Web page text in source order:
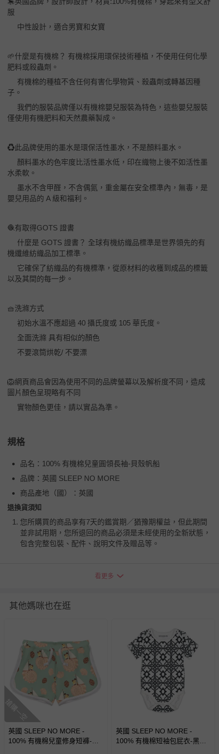
服
中性設計，適合男寶和女寶
🌱什麼是有機棉？ 有機棉採用環保技術種植，不使用任何化學
肥料或殺蟲劑。
有機棉的種植不含任何有害化學物質、殺蟲劑或轉基因種
子。
我們的服裝品牌僅以有機棉嬰兒服裝為特色，這些嬰兒服裝
僅使用有機肥料和天然農藥製成。
♻️此品牌使用的墨水是環保活性墨水，不是顏料墨水。
顏料墨水的色牢度比活性墨水低，印在織物上後不如活性墨
水柔軟。
墨水不含甲醛，不含偶氮，重金屬在安全標準內，無毒，是
嬰兒用品的 A 級和福利。
🧶有取得GOTS 證書
什麼是 GOTS 證書？ 全球有機紡織品標準是世界領先的有
機纖維紡織品加工標準。
它確保了紡織品的有機標準，從原材料的收穫到成品的標籤
以及其間的每一步。
🧺洗滌方式
初始水溫不應超過 40 攝氏度或 105 華氏度。
全面洗滌 具有相似的顏色
不要滾筒烘乾/ 不要漂
🦁網頁商品會因為使用不同的品牌螢幕以及解析度不同，造成
圖片顏色呈現略有不同
實物顏色更佳，請以實品為準。
規格
品名：100% 有機棉兒童圓領長袖-貝殼帆船
品牌：英國 SLEEP NO MORE
商品產地（國）：英國
退換貨須知
您所購買的商品享有7天的鑑賞期／猶豫期權益，但此期間
並非試用期，您所退回的商品必須是未經使用的全新狀態，
包含完整包裝、配件、說明文件及贈品等。
瑕疵退換貨所產生的運費，將由媽咪愛負責處理，若非瑕疵
並點選『我要退貨』即可進行申請。若有相關退貨問題，請
至媽咪愛LINE@客服ID: @mamilove
針對滿件折/滿額贈…等活動，如因部份退貨，而該訂單保
留商品未達活動門檻，將以原價計算，活動贈品亦需一併退
回。
部分商品依據消費者保護法的規定，不適用七天鑑賞期/猶
豫期範圍：
易於腐敗、保存期限較短或解約時即將逾期（例如生鮮
客製化商品（例如客製生日書、姓名貼等）。
看更多
其他媽咪也在逛
搶購一空
英國 SLEEP NO MORE -
100% 有機棉兒童修身短褲-貝
英國 SLEEP NO MORE -
100% 有機棉短袖包屁衣-黑白